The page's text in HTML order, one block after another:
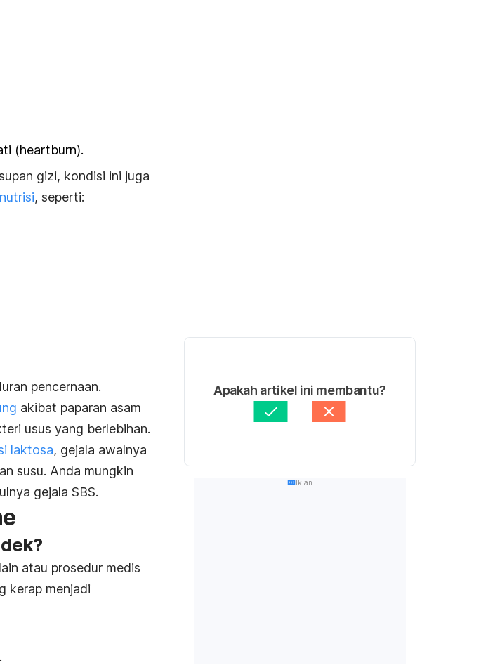
(heartburn).
gizi, kondisi ini juga
, seperti:
pencernaan.
akibat paparan asam
usus yang berlebihan.
laktosa, gejala awalnya
susu. Anda mungkin
gejala SBS.
atau prosedur medis
kerap menjadi
Apakah artikel ini membantu?
Iklan